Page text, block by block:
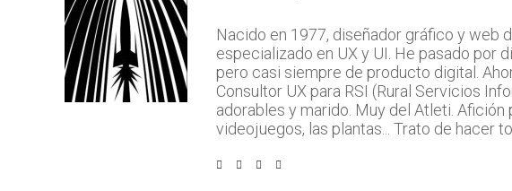
Nacido en 1977, diseñador gráfico y web
especializado en UX y UI. He pasado por
pero casi siempre de producto digital.
Consultor UX para RSI (Rural Servicios
adorables y marido. Muy del Atleti. Afición
videojuegos, las plantas... Trato de hacer